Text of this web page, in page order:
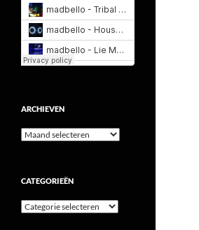
ARCHIEVEN
Archieven
CATEGORIEËN
Categorieën